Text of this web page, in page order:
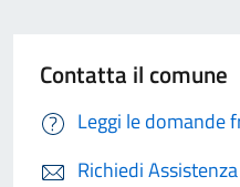
Contatta il comune
Leggi le domande
Richiedi Assistenza